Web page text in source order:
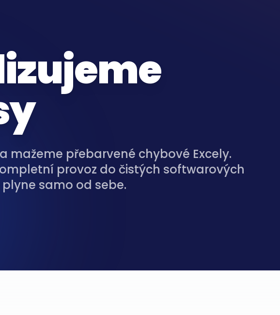
mažeme přebarvené chybové Excely.
provoz do čistých softwarových
samo od sebe.